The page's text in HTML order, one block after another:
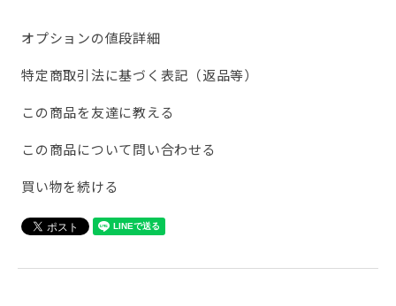
オプションの値段詳細
特定商取引法に基づく表記（返品等）
この商品を友達に教える
この商品について問い合わせる
買い物を続ける